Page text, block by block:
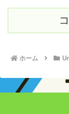
ホーム